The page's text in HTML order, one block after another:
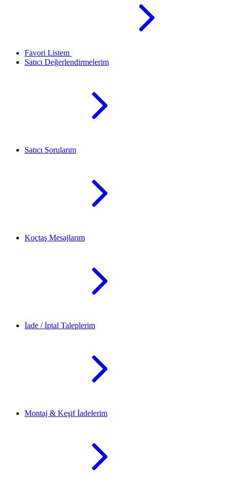
Favori Listem
Satıcı Değerlendirmelerim
Satıcı Sorularım
Koçtaş Mesajlarım
İade / İptal Taleplerim
Montaj & Keşif İadelerim